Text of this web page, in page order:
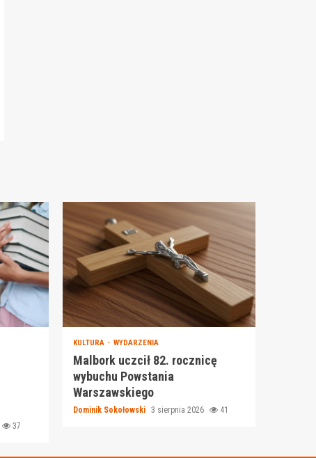
37
KULTURA WYDARZENIA
Malbork uczcił 82. rocznicę
wybuchu Powstania
Warszawskiego
Dominik Sokołowski 3 sierpnia 2026 41